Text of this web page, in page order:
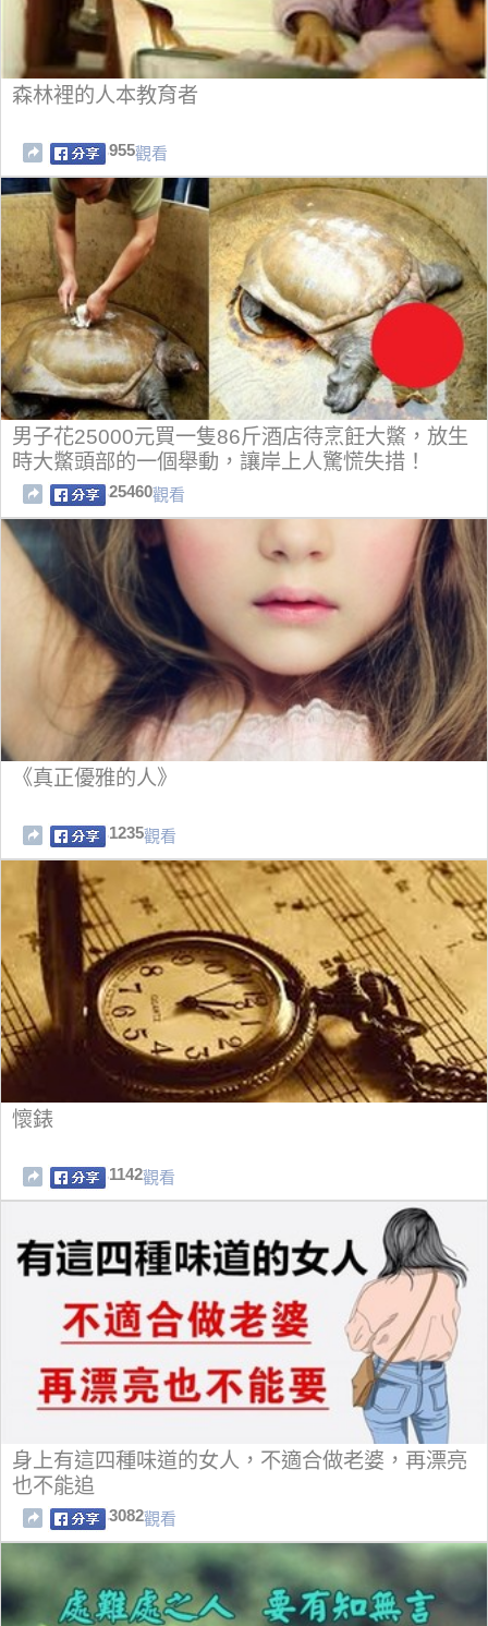
森林裡的人本教育者
955觀看
男子花25000元買一隻86斤酒店待烹飪大鱉，放生
時大鱉頭部的一個舉動，讓岸上人驚慌失措！
25460觀看
《真正優雅的人》
1235觀看
懷錶
1142觀看
身上有這四種味道的女人，不適合做老婆，再漂亮
也不能追
3082觀看